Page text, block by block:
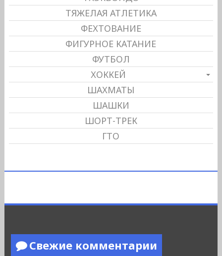
ТЯЖЕЛАЯ АТЛЕТИКА
ФЕХТОВАНИЕ
ФИГУРНОЕ КАТАНИЕ
ФУТБОЛ
ХОККЕЙ
ШАХМАТЫ
ШАШКИ
ШОРТ-ТРЕК
ГТО
Свежие комментарии